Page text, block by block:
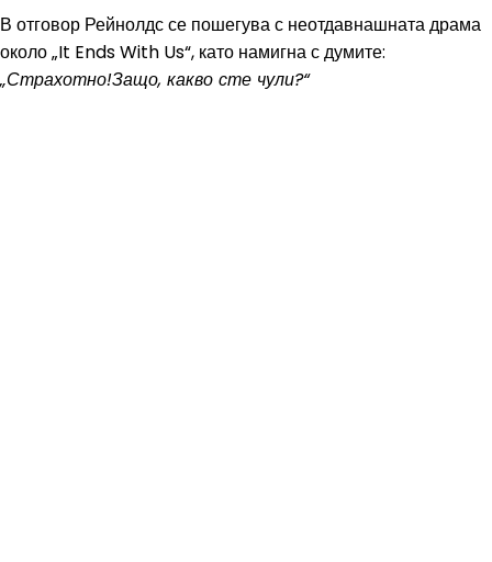
В отговор Рейнолдс се пошегува с неотдавнашната драма
около „It Ends With Us“, като намигна с думите:
„Страхотно!Защо, какво сте чули?“